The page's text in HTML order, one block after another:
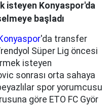
isteyen Konyaspor'da
başladı
'da transfer
Süper Lig öncesi
isteyen
sonrası orta sahaya
spor yorumcusu
göre ETO FC Györ